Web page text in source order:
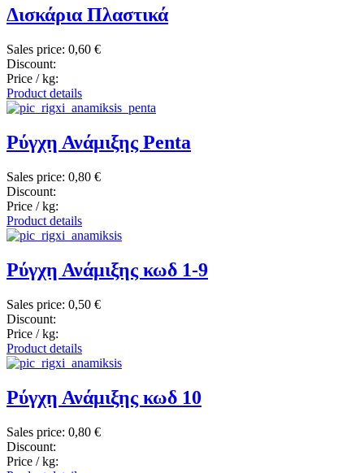
Δισκάρια Πλαστικά
Sales price: 0,60 €
Discount:
Price / kg:
Product details
Ρύγχη Ανάμιξης Penta
Sales price: 0,80 €
Discount:
Price / kg:
Product details
Ρύγχη Ανάμιξης κωδ 1-9
Sales price: 0,50 €
Discount:
Price / kg:
Product details
Ρύγχη Ανάμιξης κωδ 10
Sales price: 0,80 €
Discount:
Price / kg: